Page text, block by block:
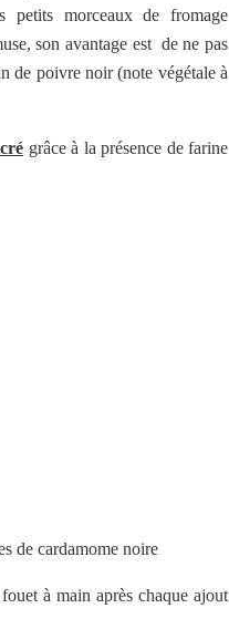
petits morceaux de fromage
son avantage est de ne pas
de poivre noir (note végétale à
grâce à la présence de farine
de cardamome noire
à main après chaque ajout